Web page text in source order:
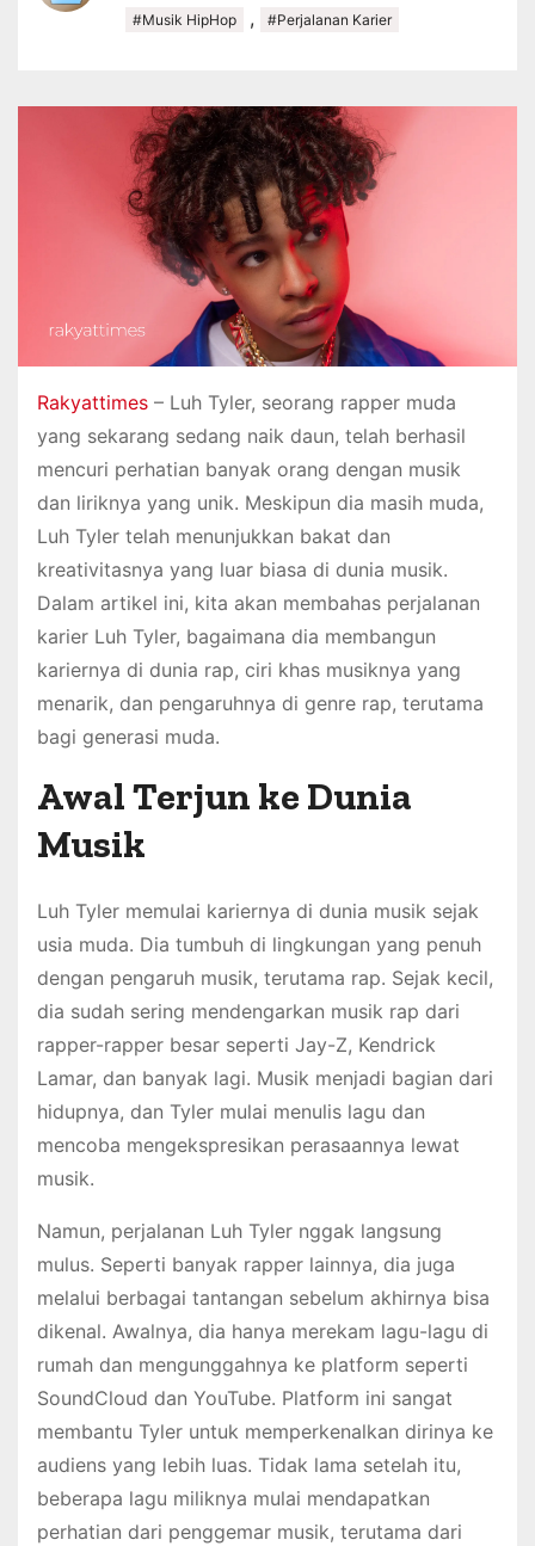
#Musik HipHop , #Perjalanan Karier
Rakyattimes – Luh Tyler, seorang rapper muda
yang sekarang sedang naik daun, telah berhasil
mencuri perhatian banyak orang dengan musik
dan liriknya yang unik. Meskipun dia masih muda,
Luh Tyler telah menunjukkan bakat dan
kreativitasnya yang luar biasa di dunia musik.
Dalam artikel ini, kita akan membahas perjalanan
karier Luh Tyler, bagaimana dia membangun
kariernya di dunia rap, ciri khas musiknya yang
menarik, dan pengaruhnya di genre rap, terutama
bagi generasi muda.
Awal Terjun ke Dunia
Musik
Luh Tyler memulai kariernya di dunia musik sejak
usia muda. Dia tumbuh di lingkungan yang penuh
dengan pengaruh musik, terutama rap. Sejak kecil,
dia sudah sering mendengarkan musik rap dari
rapper-rapper besar seperti Jay-Z, Kendrick
Lamar, dan banyak lagi. Musik menjadi bagian dari
hidupnya, dan Tyler mulai menulis lagu dan
mencoba mengekspresikan perasaannya lewat
musik.
Namun, perjalanan Luh Tyler nggak langsung
mulus. Seperti banyak rapper lainnya, dia juga
melalui berbagai tantangan sebelum akhirnya bisa
dikenal. Awalnya, dia hanya merekam lagu-lagu di
rumah dan mengunggahnya ke platform seperti
SoundCloud dan YouTube. Platform ini sangat
membantu Tyler untuk memperkenalkan dirinya ke
audiens yang lebih luas. Tidak lama setelah itu,
beberapa lagu miliknya mulai mendapatkan
perhatian dari penggemar musik, terutama dari